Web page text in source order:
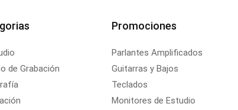
de Grabación
Promociones
Parlantes Amplificados
Guitarras y Bajos
Teclados
Monitores de Estudio